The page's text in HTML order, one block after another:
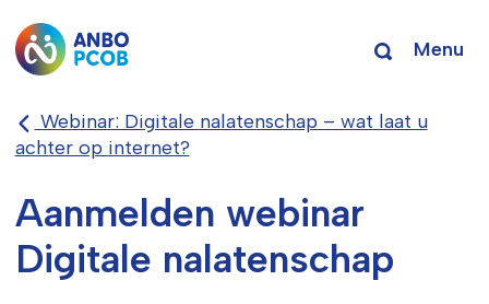
Menu
Webinar: Digitale nalatenschap – wat laat u
achter op internet?
Aanmelden webinar
Digitale nalatenschap